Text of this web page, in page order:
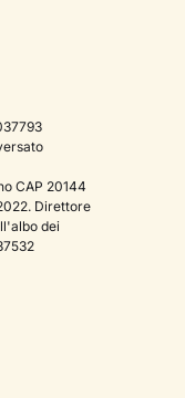
CAP 20144
Direttore
dei